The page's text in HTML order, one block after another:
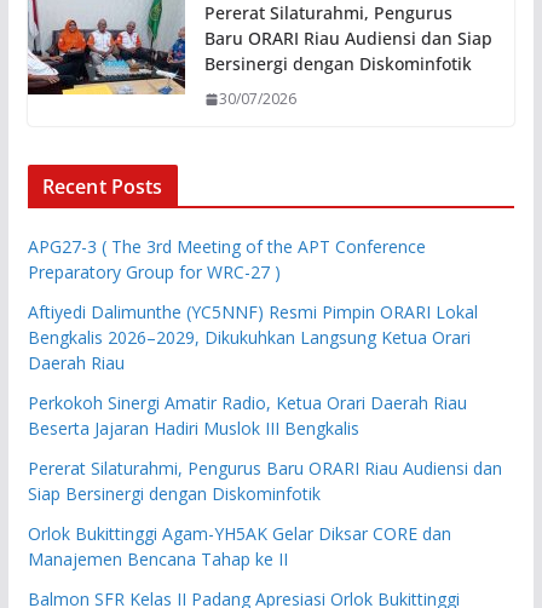
Pererat Silaturahmi, Pengurus
Baru ORARI Riau Audiensi dan Siap
Bersinergi dengan Diskominfotik
30/07/2026
Recent Posts
APG27-3 ( The 3rd Meeting of the APT Conference
Preparatory Group for WRC-27 )
Aftiyedi Dalimunthe (YC5NNF) Resmi Pimpin ORARI Lokal
Bengkalis 2026–2029, Dikukuhkan Langsung Ketua Orari
Daerah Riau
Perkokoh Sinergi Amatir Radio, Ketua Orari Daerah Riau
Beserta Jajaran Hadiri Muslok III Bengkalis
Pererat Silaturahmi, Pengurus Baru ORARI Riau Audiensi dan
Siap Bersinergi dengan Diskominfotik
Orlok Bukittinggi Agam-YH5AK Gelar Diksar CORE dan
Manajemen Bencana Tahap ke II
Balmon SFR Kelas II Padang Apresiasi Orlok Bukittinggi